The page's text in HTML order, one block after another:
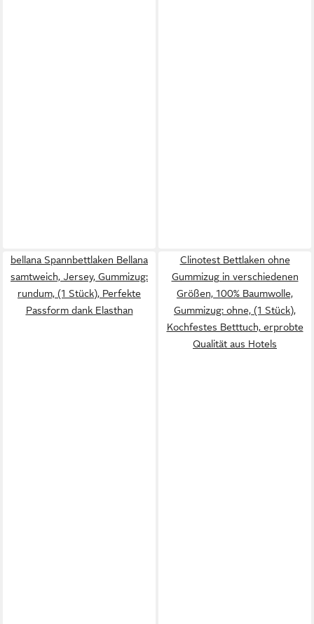
bellana Spannbettlaken Bellana
samtweich, Jersey, Gummizug:
rundum, (1 Stück), Perfekte
Passform dank Elasthan
Clinotest Bettlaken ohne
Gummizug in verschiedenen
Größen, 100% Baumwolle,
Gummizug: ohne, (1 Stück),
Kochfestes Betttuch, erprobte
Qualität aus Hotels